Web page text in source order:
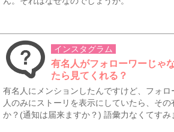
インスタグラム
有名人がフォローワーじゃ
たら見てくれる？
有名人にメンションしたんですけど、フォロ
人のみにストーリを表示にしていたら、そ
か？(通知は届来ますか？) 語彙力なくてすみ